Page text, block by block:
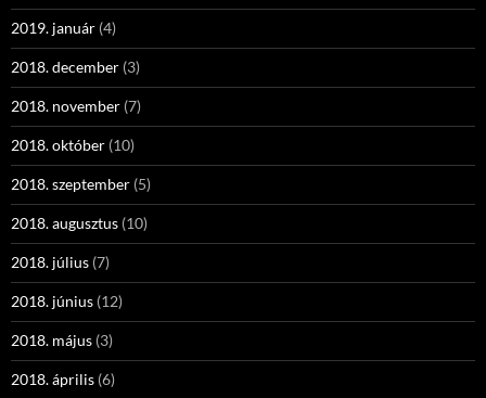
2019. január (4)
2018. december (3)
2018. november (7)
2018. október (10)
2018. szeptember (5)
2018. augusztus (10)
2018. július (7)
2018. június (12)
2018. május (3)
2018. április (6)